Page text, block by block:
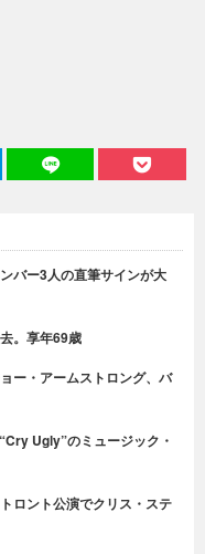
バー3人の直筆サインが大
。享年69歳
ー・アームストロング、バ
Ugly”のミュージック・
ロント公演でクリス・ステ